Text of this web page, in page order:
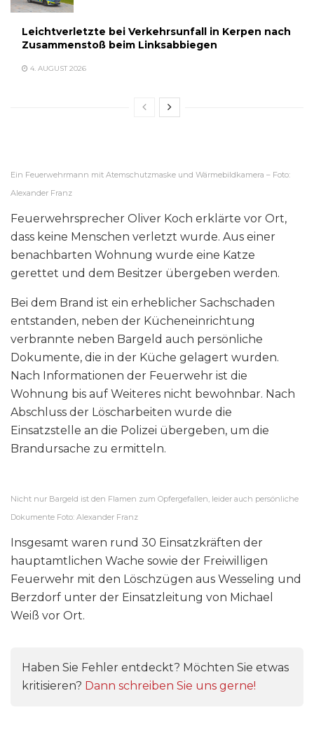
Leichtverletzte bei Verkehrsunfall in Kerpen nach
Zusammenstoß beim Linksabbiegen
4. AUGUST 2026
Ein Feuerwehrmann mit Atemschutzmaske und Wärmebildkamera – Foto:
Alexander Franz
Feuerwehrsprecher Oliver Koch erklärte vor Ort,
dass keine Menschen verletzt wurde. Aus einer
benachbarten Wohnung wurde eine Katze
gerettet und dem Besitzer übergeben werden.
Bei dem Brand ist ein erheblicher Sachschaden
entstanden, neben der Kücheneinrichtung
verbrannte neben Bargeld auch persönliche
Dokumente, die in der Küche gelagert wurden.
Nach Informationen der Feuerwehr ist die
Wohnung bis auf Weiteres nicht bewohnbar. Nach
Abschluss der Löscharbeiten wurde die
Einsatzstelle an die Polizei übergeben, um die
Brandursache zu ermitteln.
Nicht nur Bargeld ist den Flamen zum Opfergefallen, leider auch persönliche
Dokumente Foto: Alexander Franz
Insgesamt waren rund 30 Einsatzkräften der
hauptamtlichen Wache sowie der Freiwilligen
Feuerwehr mit den Löschzügen aus Wesseling und
Berzdorf unter der Einsatzleitung von Michael
Weiß vor Ort.
Haben Sie Fehler entdeckt? Möchten Sie etwas
kritisieren? Dann schreiben Sie uns gerne!